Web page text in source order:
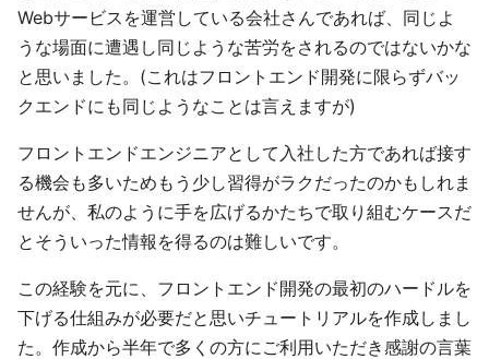
Webサービスを運営している会社さんであれば、同じよ
うな場面に遭遇し同じような苦労をされるのではないかな
と思いました。(これはフロントエンド開発に限らずバッ
クエンドにも同じようなことは言えますが)
フロントエンドエンジニアとして入社した方であれば接す
る機会も多いためもう少し習得がラクだったのかもしれま
せんが、私のように手を広げるかたちで取り組むケースだ
とそういった情報を得るのは難しいです。
この経験を元に、フロントエンド開発の最初のハードルを
下げる仕組みが必要だと思いチュートリアルを作成しまし
た。作成から半年で多くの方にご利用いただき感謝の言葉